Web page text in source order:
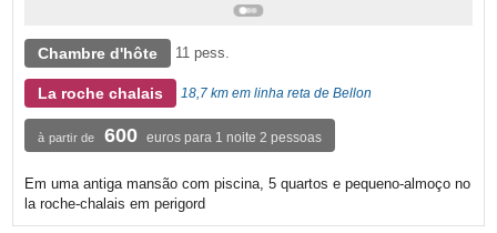
Chambre d'hôte 11 pess.
La roche chalais 18,7 km em linha reta de Bellon
à partir de 600 euros para 1 noite 2 pessoas
Em uma antiga mansão com piscina, 5 quartos e pequeno-almoço no
la roche-chalais em perigord